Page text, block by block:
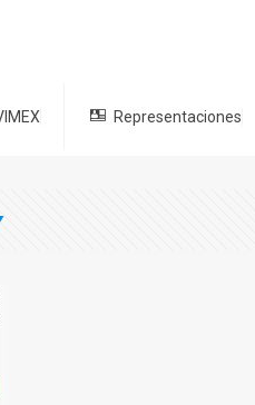
Representaciones